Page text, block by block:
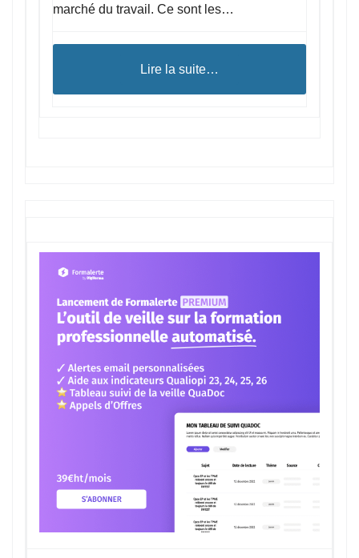
marché du travail. Ce sont les…
Lire la suite…